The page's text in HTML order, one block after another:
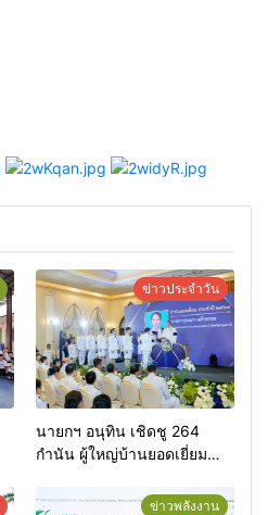
ข่าวประจำวัน
นายกฯ อนุทิน เชิดชู 264
กำนัน ผู้ใหญ่บ้านยอดเยี่ยม
เกียรติยศแห่งการเสียสละ”
ข่าวพลังงาน